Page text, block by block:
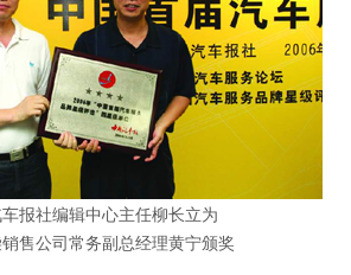
报社编辑中心主任柳长立为
售公司常务副总经理黄宁颁奖